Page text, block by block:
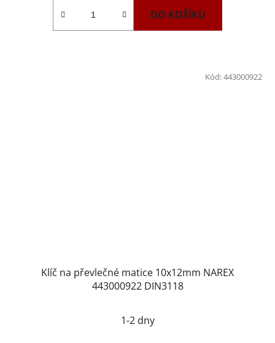
DO KOŠÍKU
Klíč na převlečné matice 10x12mm NAREX
443000922 DIN3118
1-2 dny
Kód:443000922